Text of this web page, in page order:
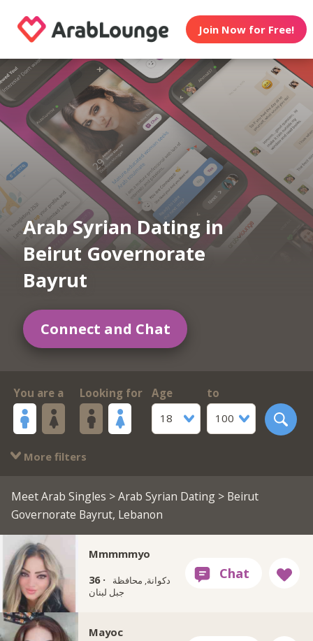
Join Now for Free!
Arab Syrian Dating in
Beirut Governorate
Bayrut
Connect and Chat
You are a Looking for
Age
18
to
100
More filters
Meet Arab Singles >Arab Syrian Dating> Beirut
Governorate Bayrut, Lebanon
Mmmmmyo
36 ·
دكوانة, محافظة
جبل لبنان
Mayoc